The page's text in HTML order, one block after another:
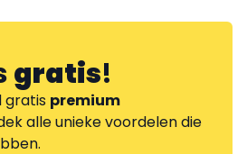
gratis!
gratis premium
alle unieke voordelen die